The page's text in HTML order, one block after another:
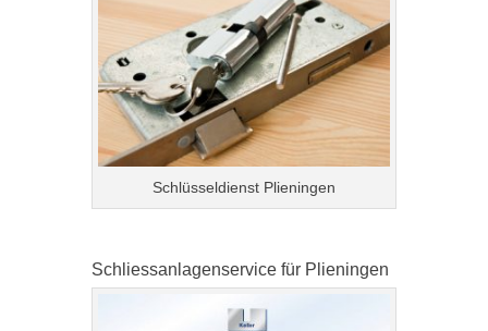
Schlüsseldienst Plieningen
Schliessanlagenservice für Plieningen